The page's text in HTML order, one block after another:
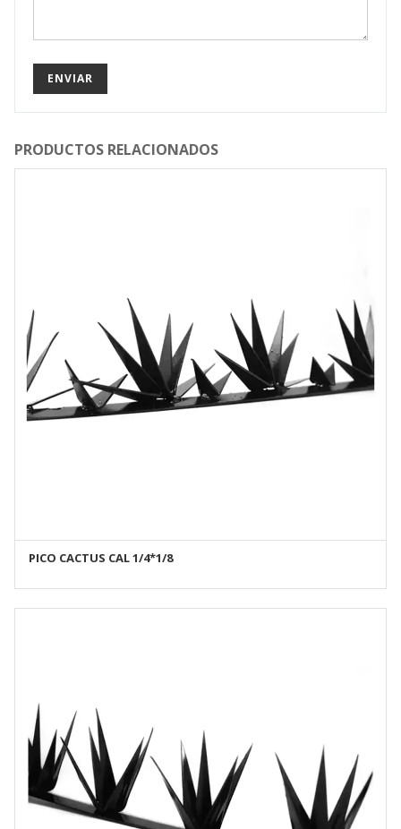
PRODUCTOS RELACIONADOS
AÑADIR AL CARRITO
PICO CACTUS CAL 1/4*1/8